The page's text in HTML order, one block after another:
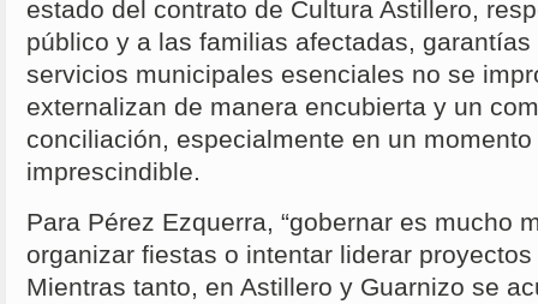
estado del contrato de Cultura Astillero,
público y a las familias afectadas,
servicios municipales esenciales no se
externalizan de manera encubierta y un
conciliación, especialmente en un
imprescindible.
Para Pérez Ezquerra, “gobernar es mucho
organizar fiestas o intentar liderar
Mientras tanto, en Astillero y Guarnizo se